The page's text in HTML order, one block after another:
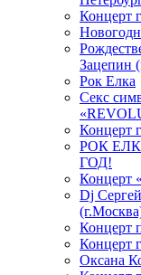
Концерт
Зацепин
Рок Елка
Секс
Концерт
РОК
ГОД!
Концерт
Dj
Концерт
Концерт
Оксана